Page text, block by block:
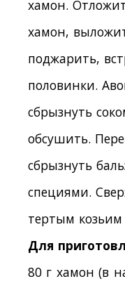
хамон.
хамон,
поджарить,
половинки.
сбрызнуть
обсушить.
сбрызнуть
специями.
тертым
Для
80 г хамон (в